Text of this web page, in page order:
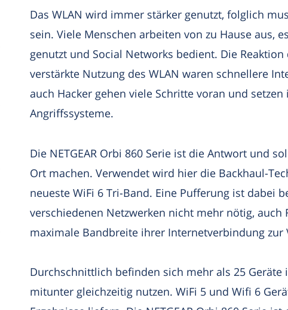
Das WLAN wird immer stärker genutzt, folglich
sein. Viele Menschen arbeiten von zu Hause aus,
genutzt und Social Networks bedient. Die
verstärkte Nutzung des WLAN waren schnellere
auch Hacker gehen viele Schritte voran und
Angriffssysteme.
Die NETGEAR Orbi 860 Serie ist die Antwort und
Ort machen. Verwendet wird hier die Backhaul-
neueste WiFi 6 Tri-Band. Eine Pufferung ist dabei
verschiedenen Netzwerken nicht mehr nötig,
maximale Bandbreite ihrer Internetverbindung zur
Durchschnittlich befinden sich mehr als 25 Geräte
mitunter gleichzeitig nutzen. WiFi 5 und Wifi 6